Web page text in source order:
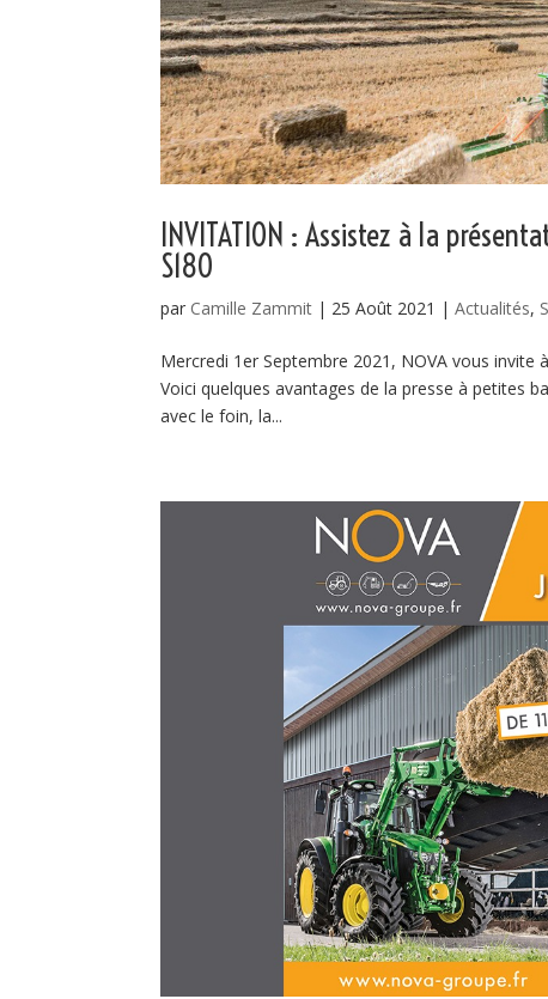
INVITATION : Assistez à la
S180
par Camille Zammit | 25 Août 2021 |Actualités,
Mercredi 1er Septembre 2021, NOVA vous
Voici quelques avantages de la presse à petites
avec le foin, la...